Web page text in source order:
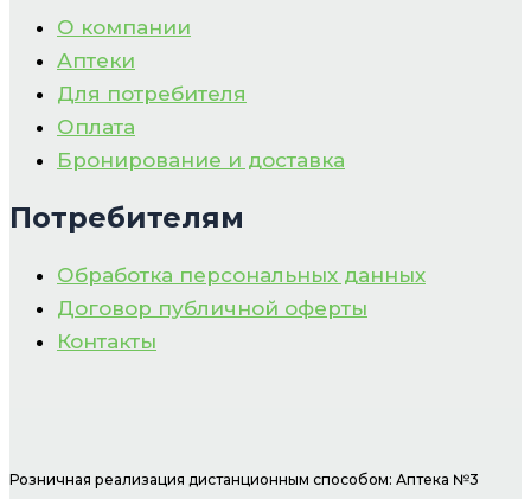
О компании
Аптеки
Для потребителя
Оплата
Бронирование и доставка
Потребителям
Обработка персональных данных
Договор публичной оферты
Контакты
Розничная реализация дистанционным способом: Аптека №3